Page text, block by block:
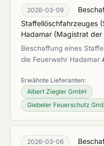
2026-03-09
Staffellöschfahrzeuges
Hadamar (Magistrat der
Beschaffung eines
die Feuerwehr Hadamar
Erwähnte Lieferanten:
Albert Ziegler GmbH
Giebeler Feuerschutz
2026-03-06